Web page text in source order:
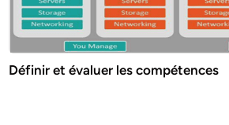
Définir et évaluer les compétences